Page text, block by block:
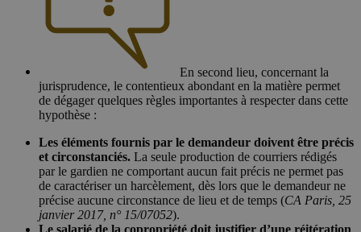
En second lieu, concernant la
jurisprudence, le contentieux abondant en la matière permet
de dégager quelques règles importantes à respecter dans cette
hypothèse :
Les éléments fournis par le demandeur doivent être précis
et circonstanciés. La seule production de courriers rédigés
par le gardien ne comportant aucun fait précis ne permet pas
de caractériser un harcèlement, dès lors que le demandeur ne
précise aucune circonstance de lieu et de temps (CA Paris, 25
janvier 2017, n° 15/07052).